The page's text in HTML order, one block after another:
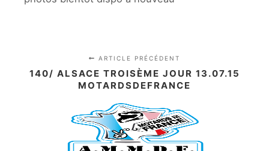
ARTICLE PRÉCÉDENT
140/ ALSACE TROISÈME JOUR 13.07.15
MOTARDSDEFRANCE